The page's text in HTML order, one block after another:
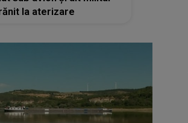
la aterizare